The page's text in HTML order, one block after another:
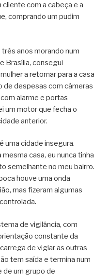
com a cabeça e a
comprando um pudim
anos morando num
Brasília, consegui
a retornar para a casa
de despesas com câmeras
alarme e portas
um motor que fecha o
anterior.
uma cidade insegura.
casa, eu nunca tinha
semelhante no meu bairro.
houve uma onda
mas fizeram algumas
de vigilância, com
constante da
de vigiar as outras
tem saída e termina num
de um grupo de